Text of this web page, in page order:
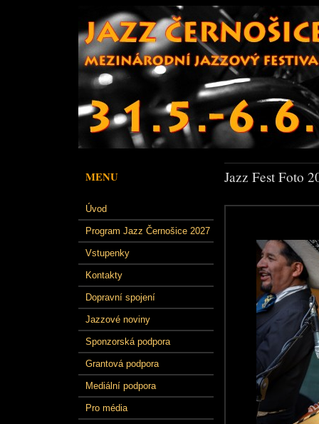
MENU
Úvod
Program Jazz Černošice 2027
Vstupenky
Kontakty
Dopravní spojení
Jazzové noviny
Sponzorská podpora
Grantová podpora
Mediální podpora
Pro média
Jazz Fest Foto